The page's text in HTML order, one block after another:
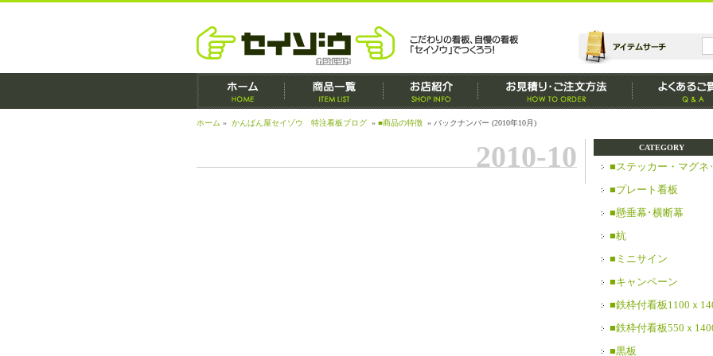
ホーム » かんばん屋セイゾウ 特注看板ブログ » ■商品の特徴 » バックナンバー (2010年10月)
2010-10 CATEGORY
■ステッカー・マグネ
■プレート看板
■懸垂幕･横断幕
■杭
■ミニサイン
■キャンペーン
■鉄枠付看板1100ｘ
■鉄枠付看板550ｘ
■黒板